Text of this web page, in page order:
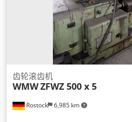
Rostock 6,985 km
齿轮滚齿机
WMWZFWZ 500 x 5